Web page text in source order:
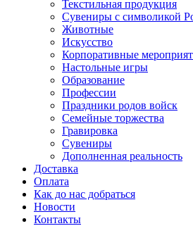
Текстильная продукция
Сувениры с символикой
Животные
Искусство
Корпоративные
Настольные игры
Образование
Профессии
Праздники родов войск
Семейные торжества
Гравировка
Сувениры
Дополненная реальность
Доставка
Оплата
Как до нас добраться
Новости
Контакты